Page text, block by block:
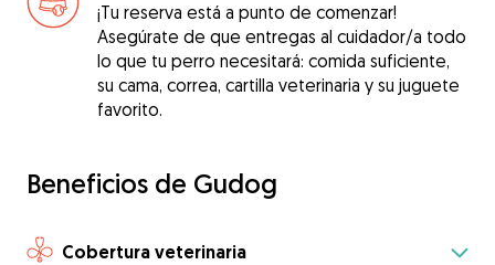
¡Tu reserva está a punto de comenzar!
Asegúrate de que entregas al cuidador/a todo
lo que tu perro necesitará: comida suficiente,
su cama, correa, cartilla veterinaria y su juguete
favorito.
Beneficios de Gudog
Cobertura veterinaria